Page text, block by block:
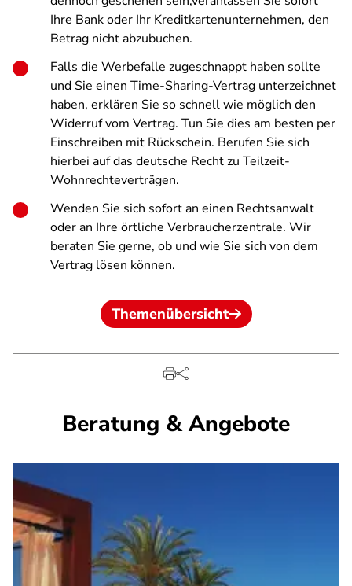
Ihre Bank oder Ihr Kreditkartenunternehmen, den
Betrag nicht abzubuchen.
Falls die Werbefalle zugeschnappt haben sollte
und Sie einen Time-Sharing-Vertrag unterzeichnet
haben, erklären Sie so schnell wie möglich den
Widerruf vom Vertrag. Tun Sie dies am besten per
Einschreiben mit Rückschein. Berufen Sie sich
hierbei auf das deutsche Recht zu Teilzeit-
Wohnrechteverträgen.
Wenden Sie sich sofort an einen Rechtsanwalt
oder an Ihre örtliche Verbraucherzentrale. Wir
beraten Sie gerne, ob und wie Sie sich von dem
Vertrag lösen können.
Themenübersicht
Beratung & Angebote